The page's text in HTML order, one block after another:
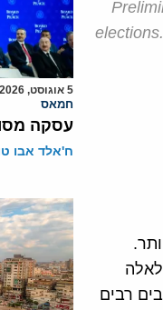
רבים
5 אוגוסט, 2026
חמאס
עסקה
ח'אלד אבו